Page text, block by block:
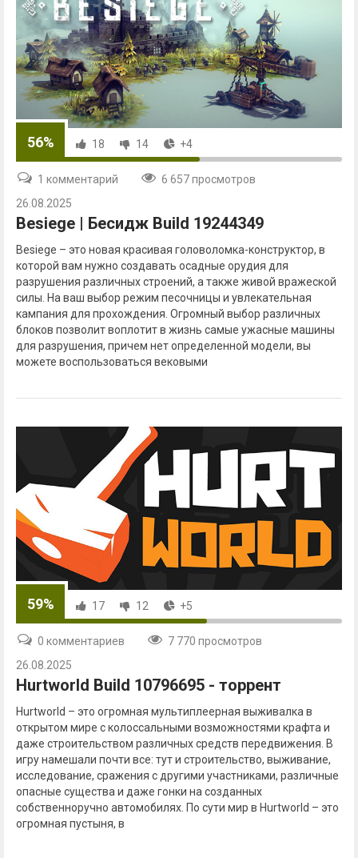
56% 18 14 +4
1 комментарий
6 657 просмотров
26.08.2025
Besiege | Бесидж Build 19244349
Besiege – это новая красивая головоломка-конструктор, в
которой вам нужно создавать осадные орудия для
разрушения различных строений, а также живой вражеской
силы. На ваш выбор режим песочницы и увлекательная
кампания для прохождения. Огромный выбор различных
блоков позволит воплотит в жизнь самые ужасные машины
для разрушения, причем нет определенной модели, вы
можете воспользоваться вековыми
59% 17 12 +5
0 комментариев
7 770 просмотров
26.08.2025
Hurtworld Build 10796695 - торрент
Hurtworld – это огромная мультиплеерная выживалка в
открытом мире с колоссальными возможностями крафта и
даже строительством различных средств передвижения. В
игру намешали почти все: тут и строительство, выживание,
исследование, сражения с другими участниками, различные
опасные существа и даже гонки на созданных
собственноручно автомобилях. По сути мир в Hurtworld – это
огромная пустыня, в